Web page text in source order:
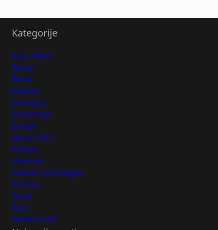
Kategorije
Auto-Moto
Balkan
Biznis
Društvo
Ekologija
Ekonomija
Evropa
Izbori 2023
Kultura
Lifestyle
Nauka i tehnologija
Politika
Sport
Svet
Zanimljivosti